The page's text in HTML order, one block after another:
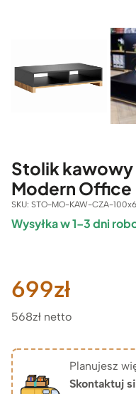
Stolik kawowy
Modern Office
SKU: STO-MO-KAW-CZA-
Wysyłka w 1–3 dni
699zł
568zł netto
Planujesz
Skontaktuj